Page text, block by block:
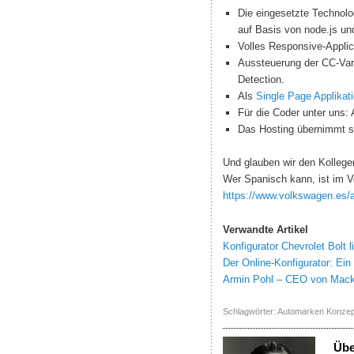
Die eingesetzte
auf Basis von node.js
Volles Responsive-
Aussteuerung der CC-
Detection.
Als Single Page
Für die Coder unter
Das Hosting übernimmt
Und glauben wir den
Wer Spanisch kann, ist im
https://
Verwandte Artikel
Konfigurator Chevrolet Bolt
Der Online-Konfigurator:
Armin Pohl – CEO von
Schlagwörter: Automarken